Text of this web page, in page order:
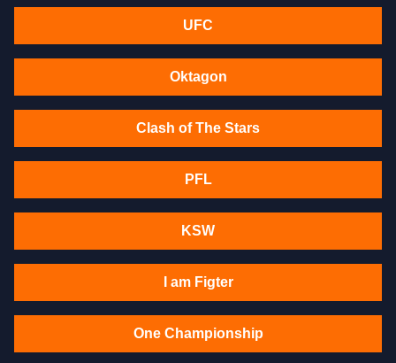
UFC
Oktagon
Clash of The Stars
PFL
KSW
I am Figter
One Championship